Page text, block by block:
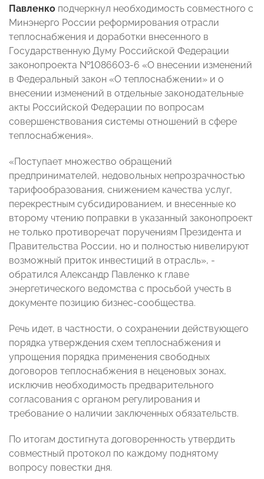
Павленко подчеркнул необходимость совместного с
Минэнерго России реформирования отрасли
теплоснабжения и доработки внесенного в
Государственную Думу Российской Федерации
законопроекта №1086603-6 «О внесении изменений
в Федеральный закон «О теплоснабжении» и о
внесении изменений в отдельные законодательные
акты Российской Федерации по вопросам
совершенствования системы отношений в сфере
теплоснабжения».
«Поступает множество обращений
предпринимателей, недовольных непрозрачностью
тарифообразования, снижением качества услуг,
перекрестным субсидированием, и внесенные ко
второму чтению поправки в указанный законопроект
не только противоречат поручениям Президента и
Правительства России, но и полностью нивелируют
возможный приток инвестиций в отрасль», -
обратился Александр Павленко к главе
энергетического ведомства с просьбой учесть в
документе позицию бизнес-сообщества.
Речь идет, в частности, о сохранении действующего
порядка утверждения схем теплоснабжения и
упрощения порядка применения свободных
договоров теплоснабжения в неценовых зонах,
исключив необходимость предварительного
согласования с органом регулирования и
требование о наличии заключенных обязательств.
По итогам достигнута договоренность утвердить
совместный протокол по каждому поднятому
вопросу повестки дня.